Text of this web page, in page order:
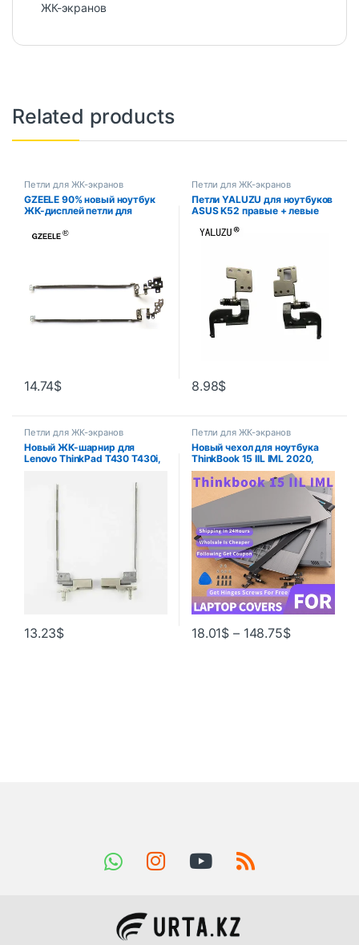
ЖК-экранов
Related products
Петли для ЖК-экранов
GZEELE 90% новый ноутбук
ЖК-дисплей петли для
571G V3-531G V3-531 V3-
14.74$
Петли для ЖК-экранов
Петли YALUZU для ноутбуков
ASUS K52 правые + левые
A52 X52 A52J X52D X52J
8.98$
Петли для ЖК-экранов
Новый ЖК-шарнир для
Lenovo ThinkPad T430 T430i,
и правая ось, вал 04W6863
04W6864
13.23$
Петли для ЖК-экранов
Новый чехол для ноутбука
ThinkBook 15 IIL IML 2020,
задняя крышка ЖК-дисплея,
передняя панель, петли,
подставка для рук, нижняя
крышка, серебристый Гэри
18.01$ – 148.75$